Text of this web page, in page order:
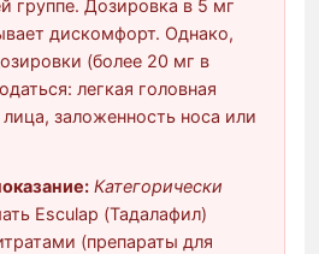
группе. Дозировка в 5 мг
дискомфорт. Однако,
(более 20 мг в
легкая головная
заложенность носа или
Категорически
Esculap (Тадалафил)
(препараты для